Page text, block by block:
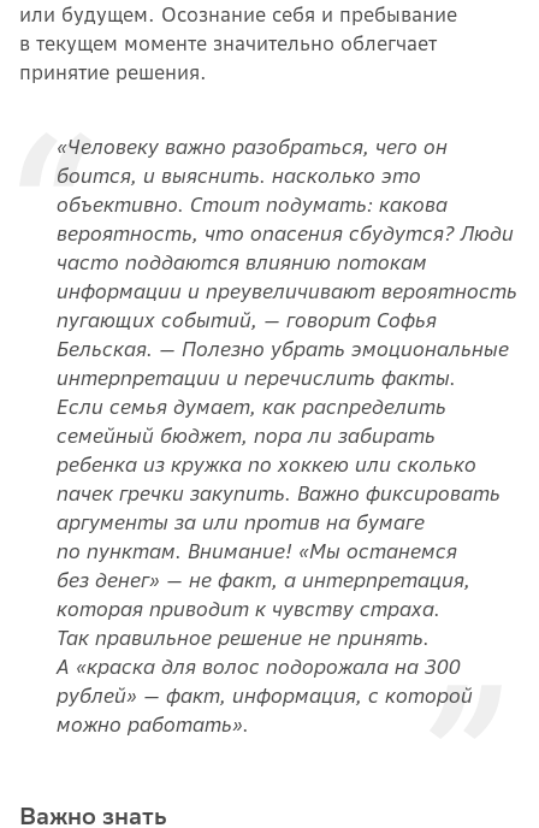
или будущем. Осознание себя и пребывание
в текущем моменте значительно облегчает
принятие решения.
«Человеку важно разобраться, чего он
боится, и выяснить. насколько это
объективно. Стоит подумать: какова
вероятность, что опасения сбудутся? Люди
часто поддаются влиянию потокам
информации и преувеличивают вероятность
пугающих событий, — говорит Софья
Бельская. — Полезно убрать эмоциональные
интерпретации и перечислить факты.
Если семья думает, как распределить
семейный бюджет, пора ли забирать
ребенка из кружка по хоккею или сколько
пачек гречки закупить. Важно фиксировать
аргументы за или против на бумаге
по пунктам. Внимание! «Мы останемся
без денег» — не факт, а интерпретация,
которая приводит к чувству страха.
Так правильное решение не принять.
А «краска для волос подорожала на 300
рублей» — факт, информация, с которой
можно работать».
Важно знать